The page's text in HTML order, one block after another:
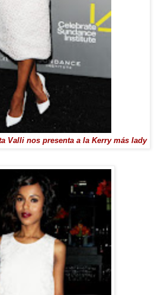
Valli nos presenta a la Kerry más lady